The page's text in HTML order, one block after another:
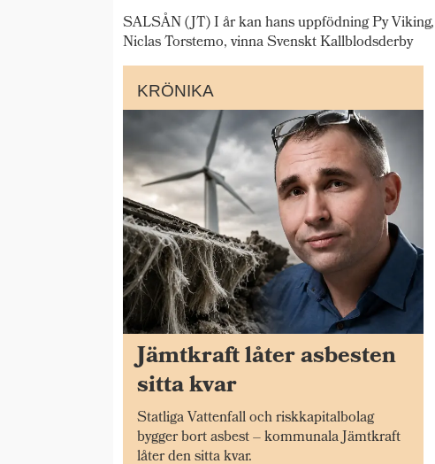
SALSÅN (JT) I år kan hans uppfödning Py
Niclas Torstemo, vinna Svenskt Kallblodsderby
KRÖNIKA
Jämtkraft låter asbesten
sitta kvar
Statliga Vattenfall och riskkapitalbolag
bygger bort asbest – kommunala Jämtkraft
låter den sitta kvar.